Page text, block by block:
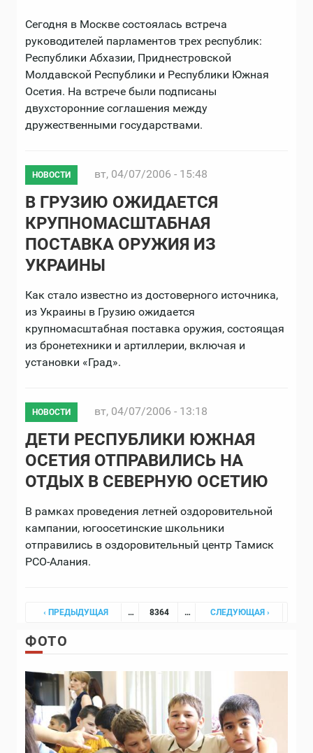
Сегодня в Москве состоялась встреча
руководителей парламентов трех республик:
Республики Абхазии, Приднестровской
Молдавской Республики и Республики Южная
Осетия. На встрече были подписаны
двухсторонние соглашения между
дружественными государствами.
НОВОСТИ вт, 04/07/2006 - 15:48
В ГРУЗИЮ ОЖИДАЕТСЯ
КРУПНОМАСШТАБНАЯ
ПОСТАВКА ОРУЖИЯ ИЗ
УКРАИНЫ
Как стало известно из достоверного источника,
из Украины в Грузию ожидается
крупномасштабная поставка оружия, состоящая
из бронетехники и артиллерии, включая и
установки «Град».
НОВОСТИ вт, 04/07/2006 - 13:18
ДЕТИ РЕСПУБЛИКИ ЮЖНАЯ
ОСЕТИЯ ОТПРАВИЛИСЬ НА
ОТДЫХ В СЕВЕРНУЮ ОСЕТИЮ
В рамках проведения летней оздоровительной
кампании, югоосетинские школьники
отправились в оздоровительный центр Тамиск
РСО-Алания.
Страницы
‹ ПРЕДЫДУЩАЯ … 8364 … СЛЕДУЮЩАЯ ›
ФОТО